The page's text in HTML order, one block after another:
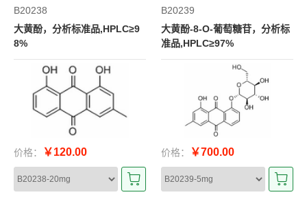
B20238
大黄酚，分析标准品,HPLC≥9
8%
价格： ￥120.00
B20239
大黄酚-8-O-葡萄糖苷，分析标
准品,HPLC≥97%
价格： ￥700.00